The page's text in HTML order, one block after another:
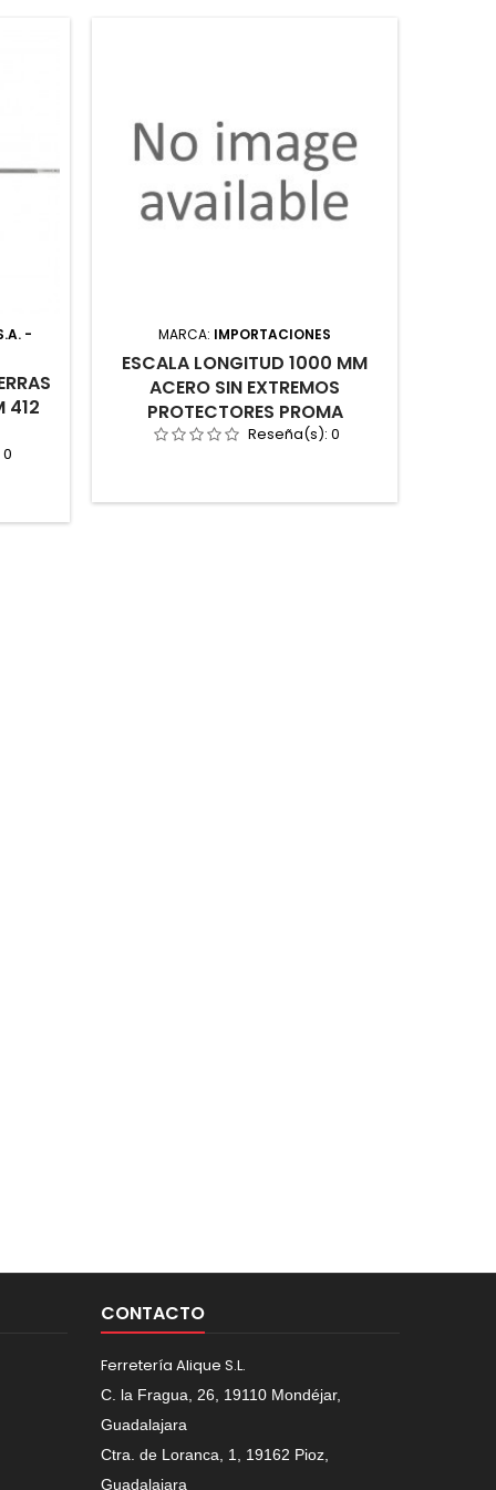
-
412
0
MARCA: IMPORTACIONES
ESCALA LONGITUD 1000 MM
ACERO SIN EXTREMOS
PROTECTORES PROMA
Reseña(s): 0
CONTACTO
Ferretería Alique S.L.
C. la Fragua, 26, 19110 Mondéjar,
Guadalajara
Ctra. de Loranca, 1, 19162 Pioz,
Guadalajara